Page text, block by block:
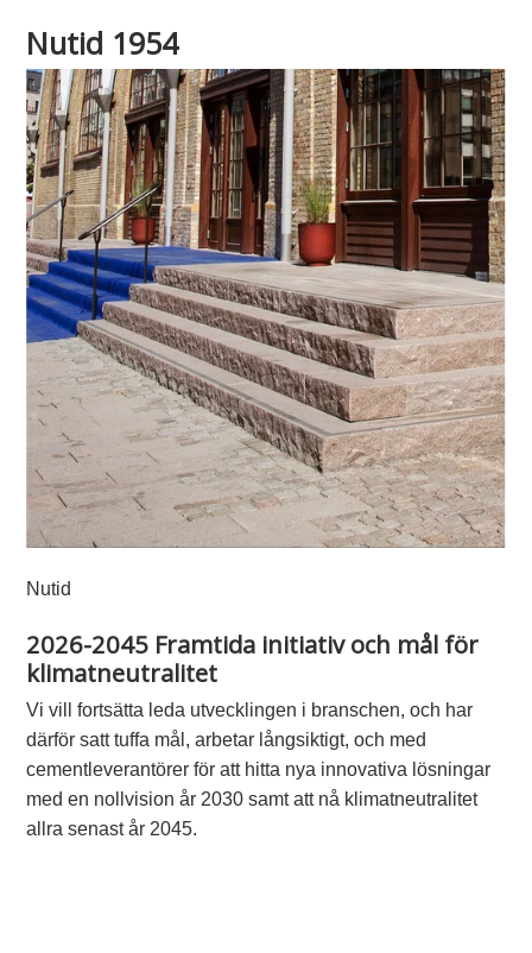
Nutid 1954
Nutid
2026-2045 Framtida initiativ och mål för
klimatneutralitet
Vi vill fortsätta leda utvecklingen i branschen, och har
därför satt tuffa mål, arbetar långsiktigt, och med
cementleverantörer för att hitta nya innovativa lösningar
med en nollvision år 2030 samtatt nå klimatneutralitet
allra senast år 2045.